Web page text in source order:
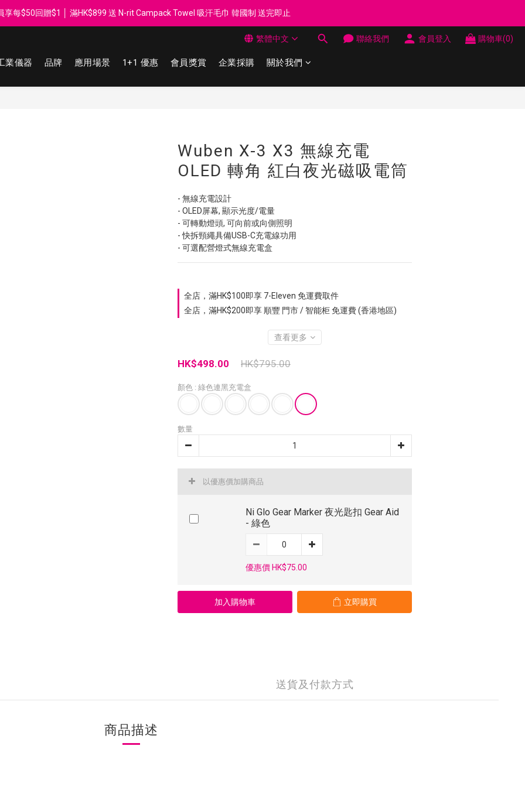
享每$50回贈$1 │ 滿HK$899 送 N-rit Campack Towel 吸汗毛巾 韓國制 送完即止
享每$50回贈$1 │ 滿HK$899 送 N-rit Campack Towel 吸汗毛巾 韓國制 送完即止
HK$60 郵局/智郵站 取件免運費 │ 滿HK$200 順豐門市/智能柜取件免運費
Whatsapp 98569349 │ 歡迎團體採購, 報價查詢, 接受採購卡
繁體中文 聯絡我們 會員登入 購物車(0)
業儀器 品牌 應用場景 1+1 優惠 會員獎賞 企業採購 關於我們
Wuben X-3 X3 無線充電
OLED 轉角 紅白夜光磁吸電筒
- 無線充電設計
- OLED屏幕, 顯示光度/電量
- 可轉動燈頭, 可向前或向側照明
- 快拆頸繩具備USB-C充電線功用
- 可選配營燈式無線充電盒
全店，滿HK$100即享 7-Eleven 免運費取件
全店，滿HK$200即享 順豐 門市 / 智能柜 免運費 (香港地區)
查看更多
HK$795.00
HK$498.00
顏色 : 綠色連黑充電盒
數量
以優惠價加購商品
Ni Glo Gear Marker 夜光匙扣 Gear Aid
- 綠色
優惠價 HK$75.00
加入購物車 立即購買
送貨及付款方式
商品描述